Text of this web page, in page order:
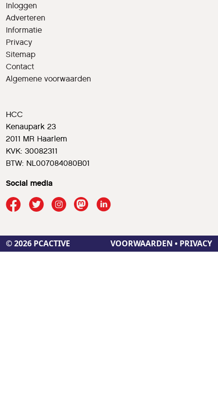
Inloggen
Adverteren
Informatie
Privacy
Sitemap
Contact
Algemene voorwaarden
HCC
Kenaupark 23
2011 MR Haarlem
KVK: 30082311
BTW: NL007084080B01
Social media
© 2026 PCACTIVE VOORWAARDEN • PRIVACY